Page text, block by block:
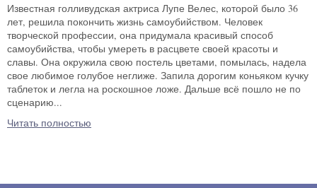
Известная голливудская актриса Лупе Велес, которой было 36
лет, решила покончить жизнь самоубийством. Человек
творческой профессии, она придумала красивый способ
самоубийства, чтобы умереть в расцвете своей красоты и
славы. Она окружила свою постель цветами, помылась, надела
свое любимое голубое неглиже. Запила дорогим коньяком кучку
таблеток и легла на роскошное ложе. Дальше всё пошло не по
сценарию...
Читать полностью